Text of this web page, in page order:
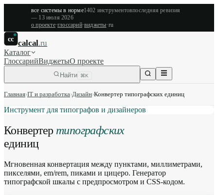
все системы в норме1402 инструментовпоследняя ревизия
— 13 июля 2026
о проекте·глоссарий·виджеты·ru
cc calcal.ru
Каталог
ГлоссарийВиджетыО проекте
Найти ⌘K
Главная›IT и разработка›Дизайн›Конвертер типографских единиц
Инструмент для типографов и дизайнеров
Конвертер типографских
единиц
Мгновенная конвертация между пунктами, миллиметрами,
пикселями, em/rem, пиками и цицеро. Генератор
типографской шкалы с предпросмотром и CSS-кодом.